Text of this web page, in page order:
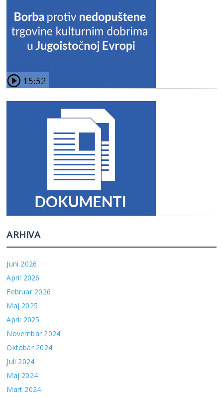
ARHIVA
Juni 2026
April 2026
Februar 2026
Maj 2025
April 2025
Novembar 2024
Oktobar 2024
Juli 2024
Maj 2024
Mart 2024